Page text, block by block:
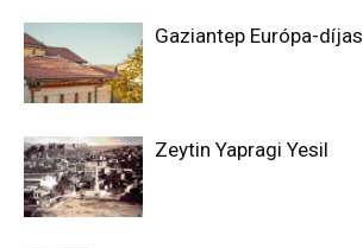
Gaziantep Európa-díjas
Zeytin Yapragi Yesil